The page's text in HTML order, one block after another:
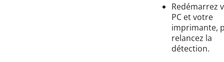
Redémarrez
PC et votre
imprimante,
relancez la
détection.